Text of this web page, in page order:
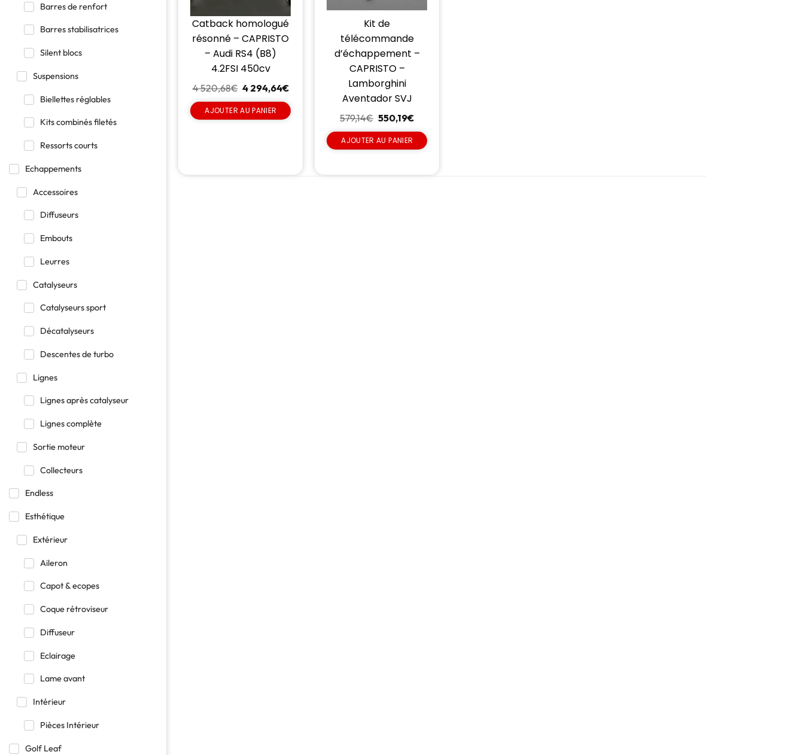
Barres de renfort
Barres stabilisatrices
Silent blocs
Suspensions
Biellettes réglables
Kits combinés filetés
Ressorts courts
Echappements
Accessoires
Diffuseurs
Embouts
Leurres
Catalyseurs
Catalyseurs sport
Décatalyseurs
Descentes de turbo
Lignes
Lignes après catalyseur
Lignes complète
Sortie moteur
Collecteurs
Endless
Esthétique
Extérieur
Aileron
Capot & ecopes
Coque rétroviseur
Diffuseur
Eclairage
Lame avant
Intérieur
Pièces Intérieur
Golf Leaf
Catback homologué
résonné – CAPRISTO
– Audi RS4 (B8)
4.2FSI 450cv
4 520,68€ 4 294,64€
AJOUTER AU PANIER
Kit de
télécommande
d’échappement –
CAPRISTO –
Lamborghini
Aventador SVJ
579,14€ 550,19€
AJOUTER AU PANIER